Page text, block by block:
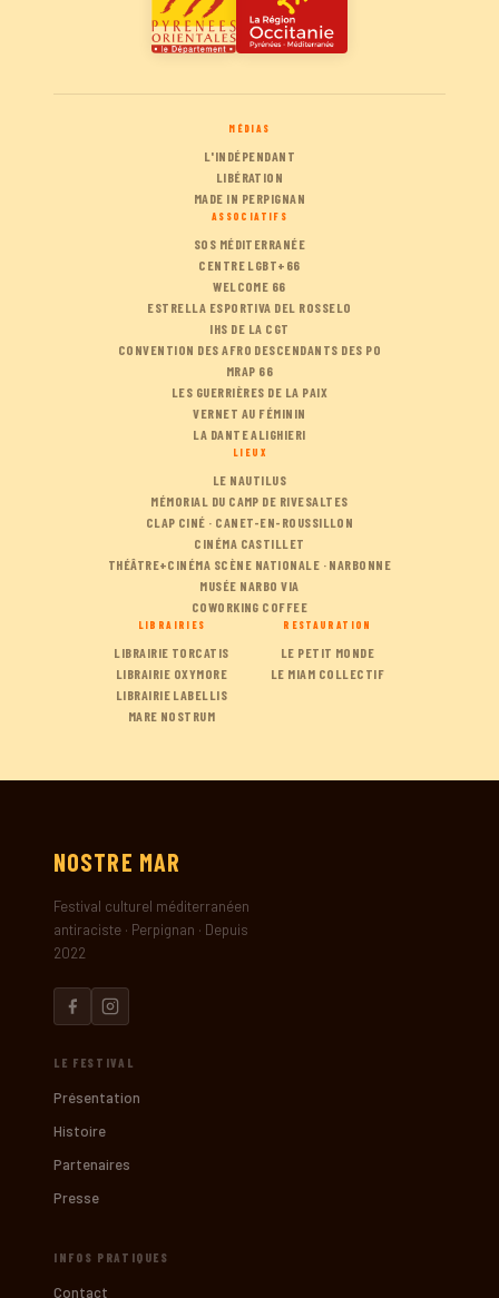
MÉDIAS
L'INDÉPENDANT
LIBÉRATION
MADE IN PERPIGNAN
ASSOCIATIFS
SOS MÉDITERRANÉE
CENTRE LGBT+66
WELCOME 66
ESTRELLA ESPORTIVA DEL ROSSELO
IHS DE LA CGT
CONVENTION DES AFRO DESCENDANTS DES PO
MRAP 66
LES GUERRIÈRES DE LA PAIX
VERNET AU FÉMININ
LA DANTE ALIGHIERI
LIEUX
LE NAUTILUS
MÉMORIAL DU CAMP DE RIVESALTES
CLAP CINÉ · CANET-EN-ROUSSILLON
CINÉMA CASTILLET
THÉÂTRE+CINÉMA SCÈNE NATIONALE · NARBONNE
MUSÉE NARBO VIA
COWORKING COFFEE
LIBRAIRIES
LIBRAIRIE TORCATIS
LIBRAIRIE OXYMORE
LIBRAIRIE LABELLIS
MARE NOSTRUM
RESTAURATION
LE PETIT MONDE
LE MIAM COLLECTIF
NOSTRE MAR
Festival culturel méditerranéen
antiraciste · Perpignan · Depuis
2022
LE FESTIVAL
Présentation
Histoire
Partenaires
Presse
INFOS PRATIQUES
Contact